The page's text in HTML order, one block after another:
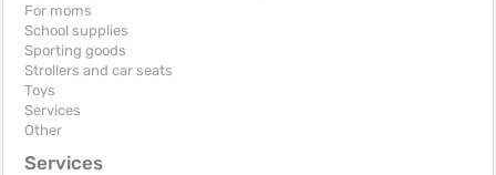
For moms
School supplies
Sporting goods
Strollers and car seats
Toys
Services
Other
Services